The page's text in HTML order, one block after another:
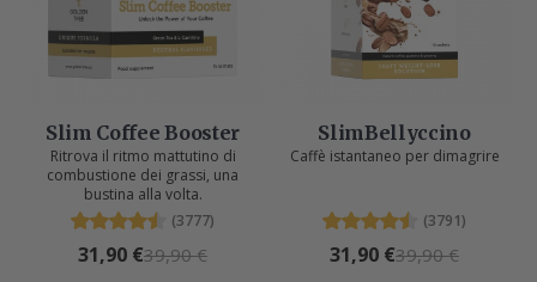
Slim Coffee Booster
Ritrova il ritmo mattutino di
combustione dei grassi, una
bustina alla volta.
(3777)
31,90 €39,90 €
SlimBellyccino
Caffè istantaneo per dimagrire
(3791)
31,90 €39,90 €